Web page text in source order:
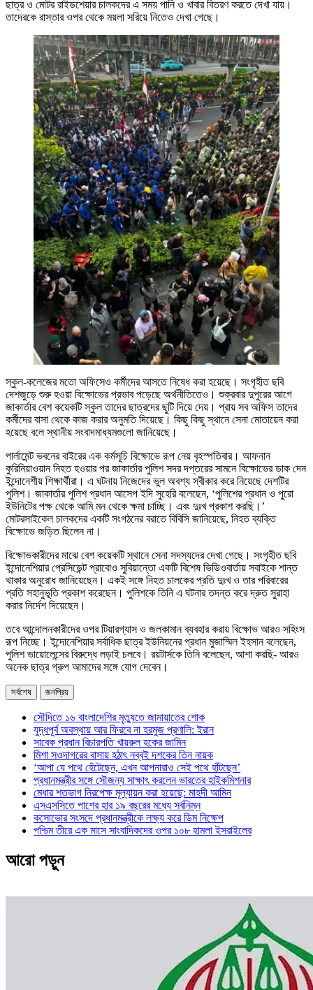
ছাত্র ও মোটর রাইডশেয়ার চালকদের এ সময় পানি ও খাবার বিতরণ করতে দেখা যায়।
তাদেরকে রাস্তার ওপর থেকে ময়লা সরিয়ে নিতেও দেখা গেছে।
স্কুল-কলেজের মতো অফিসেও কর্মীদের আসতে নিষেধ করা হয়েছে। সংগৃহীত ছবি
দেশজুড়ে শুরু হওয়া বিক্ষোভের প্রভাব পড়েছে অর্থনীতিতেও। শুক্রবার দুপুরের আগে
জাকার্তার বেশ কয়েকটি স্কুল তাদের ছাত্রদের ছুটি দিয়ে দেয়। প্রায় সব অফিস তাদের
কর্মীদের বাসা থেকে কাজ করার অনুমতি দিয়েছে। কিছু কিছু স্থানে সেনা মোতায়েন করা
হয়েছে বলে স্থানীয় সংবাদমাধ্যমগুলো জানিয়েছে।
পার্লামেন্ট ভবনের বাইরের এক কর্মসূচি বিক্ষোভে রূপ নেয় বৃহস্পতিবার। আফনান
কুরিনিয়াওয়ান নিহত হওয়ার পর জাকার্তার পুলিশ সদর দপ্তরের সামনে বিক্ষোভের ডাক দেন
ইন্দোনেশীয় শিক্ষার্থীরা। এ ঘটনায় নিজেদের ভুল অবশ্য স্বীকার করে নিয়েছে দেশটির
পুলিশ। জাকার্তার পুলিশ প্রধান আসেপ ইদি সুহেরি বলেছেন, ‘পুলিশের প্রধান ও পুরো
ইউনিটের পক্ষ থেকে আমি মন থেকে ক্ষমা চাচ্ছি। এবং দুঃখ প্রকাশ করছি।’
মোটরসাইকেল চালকদের একটি সংগঠনের বরাতে বিবিসি জানিয়েছে, নিহত ব্যক্তি
বিক্ষোভে জড়িত ছিলেন না।
বিক্ষোভকারীদের মাঝে বেশ কয়েকটি স্থানে সেনা সদস্যদের দেখা গেছে। সংগৃহীত ছবি
ইন্দোনেশিয়ার প্রেসিডেন্ট প্রাবোও সুবিয়ান্তো একটি বিশেষ ভিডিওবার্তায় সবাইকে শান্ত
থাকার অনুরোধ জানিয়েছেন। একই সঙ্গে নিহত চালকের প্রতি দুঃখ ও তার পরিবারের
প্রতি সহানুভূতি প্রকাশ করেছেন। পুলিশকে তিনি এ ঘটনার তদন্ত করে দ্রুত সুরাহা
করার নির্দেশ দিয়েছেন।
তবে আন্দোলনকারীদের ওপর টিয়ারগ্যাস ও জলকামান ব্যবহার করায় বিক্ষোভ আরও সহিংস
রূপ নিচ্ছে। ইন্দোনেশিয়ার সর্বাধিক ছাত্র ইউনিয়নের প্রধান মুজাম্মিল ইহসান বলেছেন,
পুলিশ ভায়োলেন্সের বিরুদ্ধে লড়াই চলবে। রয়টার্সকে তিনি বলেছেন, আশা করছি- আরও
অনেক ছাত্র গ্রুপ আমাদের সঙ্গে যোগ দেবেন।
সর্বশেষ জনপ্রিয়
সৌদিতে ১৬ বাংলাদেশির মৃত্যুতে জামায়াতের শোক
যুদ্ধপূর্ব অবস্থায় আর ফিরবে না হরমুজ প্রণালি: ইরান
সাবেক প্রধান বিচারপতি খায়রুল হকের জামিন
মিশা সওদাগরের বাসায় হঠাৎ নব্বই দশকের তিন নায়ক
‘আপা যে পথে হেঁটেছেন, এখন আপনারাও সেই পথে হাঁটছেন’
প্রধানমন্ত্রীর সঙ্গে সৌজন্য সাক্ষাৎ করলেন ভারতের হাইকমিশনার
মেধার শতভাগ নিরপেক্ষ মূল্যায়ন করা হয়েছে: মাহদী আমিন
এসএসসিতে পাশের হার ১৯ বছরের মধ্যে সর্বনিম্ন
কসোভোর সংসদে প্রধানমন্ত্রীকে লক্ষ্য করে ডিম নিক্ষেপ
পশ্চিম তীরে এক মাসে সাংবাদিকদের ওপর ১০৮ হামলা ইসরাইলের
আরো পড়ুন